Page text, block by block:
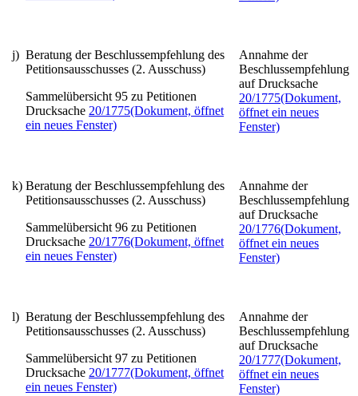
j) Beratung der Beschlussempfehlung des
Petitionsausschusses (2. Ausschuss)
Sammelübersicht 95 zu Petitionen
Drucksache 20/1775(Dokument, öffnet
ein neues Fenster)
Annahme der
Beschlussempfehlung
auf Drucksache
20/1775(Dokument,
öffnet ein neues
Fenster)
k) Beratung der Beschlussempfehlung des
Petitionsausschusses (2. Ausschuss)
Sammelübersicht 96 zu Petitionen
Drucksache 20/1776(Dokument, öffnet
ein neues Fenster)
Annahme der
Beschlussempfehlung
auf Drucksache
20/1776(Dokument,
öffnet ein neues
Fenster)
l) Beratung der Beschlussempfehlung des
Petitionsausschusses (2. Ausschuss)
Sammelübersicht 97 zu Petitionen
Drucksache 20/1777(Dokument, öffnet
ein neues Fenster)
Annahme der
Beschlussempfehlung
auf Drucksache
20/1777(Dokument,
öffnet ein neues
Fenster)